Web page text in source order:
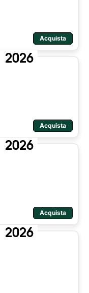
Acquista
2026
Acquista
2026
Acquista
2026